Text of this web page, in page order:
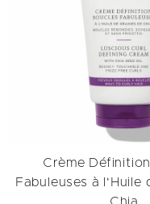
Crème
Fabuleuses à l'Huile